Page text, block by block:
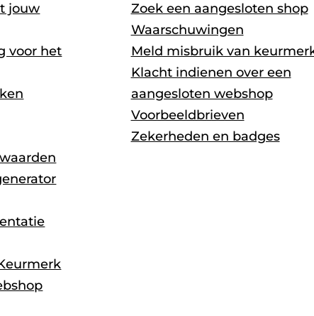
jouw
voor het
Zoek een aangesloten shop
Waarschuwingen
Meld misbruik van
Klacht indienen over een
aangesloten webshop
Voorbeeldbrieven
Zekerheden en badges